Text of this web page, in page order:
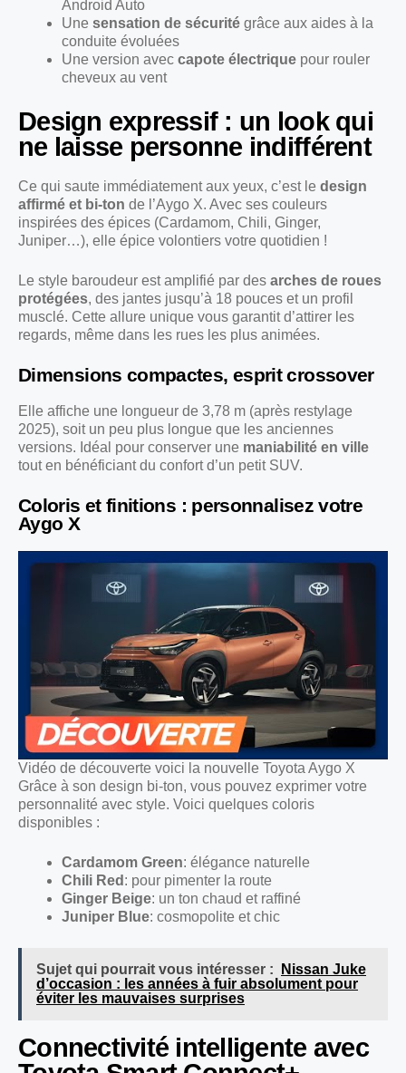
Android Auto
Une sensation de sécurité grâce aux aides à la
conduite évoluées
Une version avec capote électrique pour rouler
cheveux au vent
Design expressif : un look qui
ne laisse personne indifférent
Ce qui saute immédiatement aux yeux, c’est le design
affirmé et bi-ton de l’Aygo X. Avec ses couleurs
inspirées des épices (Cardamom, Chili, Ginger,
Juniper…), elle épice volontiers votre quotidien !
Le style baroudeur est amplifié par des arches de roues
protégées, des jantes jusqu’à 18 pouces et un profil
musclé. Cette allure unique vous garantit d’attirer les
regards, même dans les rues les plus animées.
Dimensions compactes, esprit crossover
Elle affiche une longueur de 3,78 m (après restylage
2025), soit un peu plus longue que les anciennes
versions. Idéal pour conserver une maniabilité en ville
tout en bénéficiant du confort d’un petit SUV.
Coloris et finitions : personnalisez votre
Aygo X
Vidéo de découverte voici la nouvelle Toyota Aygo X
Grâce à son design bi-ton, vous pouvez exprimer votre
personnalité avec style. Voici quelques coloris
disponibles :
Cardamom Green: élégance naturelle
Chili Red : pour pimenter la route
Ginger Beige: un ton chaud et raffiné
Juniper Blue: cosmopolite et chic
Sujet qui pourrait vous intéresser :
Nissan Juke
d’occasion : les années à fuir absolument pour
éviter les mauvaises surprises
Connectivité intelligente avec